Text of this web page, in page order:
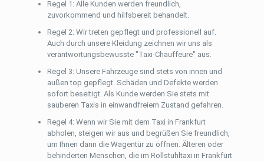
Regel 1: Alle Kunden werden freundlich,
zuvorkommend und hilfsbereit behandelt.
Regel 2: Wir treten gepflegt und professionell auf.
Auch durch unsere Kleidung zeichnen wir uns als
verantwortungsbewusste "Taxi-Chauffeure" aus.
Regel 3: Unsere Fahrzeuge sind stets von innen und
außen top gepflegt. Schäden und Defekte werden
sofort beseitigt. Als Kunde werden Sie stets mit
sauberen Taxis in einwandfreiem Zustand gefahren.
Regel 4: Wenn wir Sie mit dem Taxi in Frankfurt
abholen, steigen wir aus und begrüßen Sie freundlich,
um Ihnen dann die Wagentür zu öffnen. Älteren oder
behinderten Menschen, die im Rollstuhltaxi in Frankfurt